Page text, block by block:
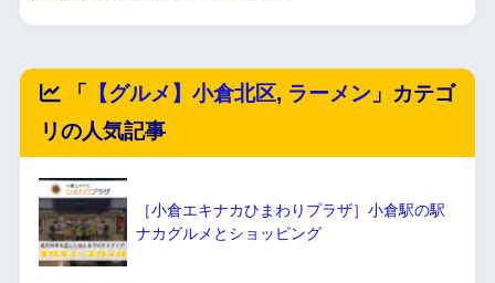
「 【グルメ】小倉北区, ラーメン 」カテゴ
リの人気記事
［小倉エキナカひまわりプラザ］小倉駅の駅
ナカグルメとショッピング